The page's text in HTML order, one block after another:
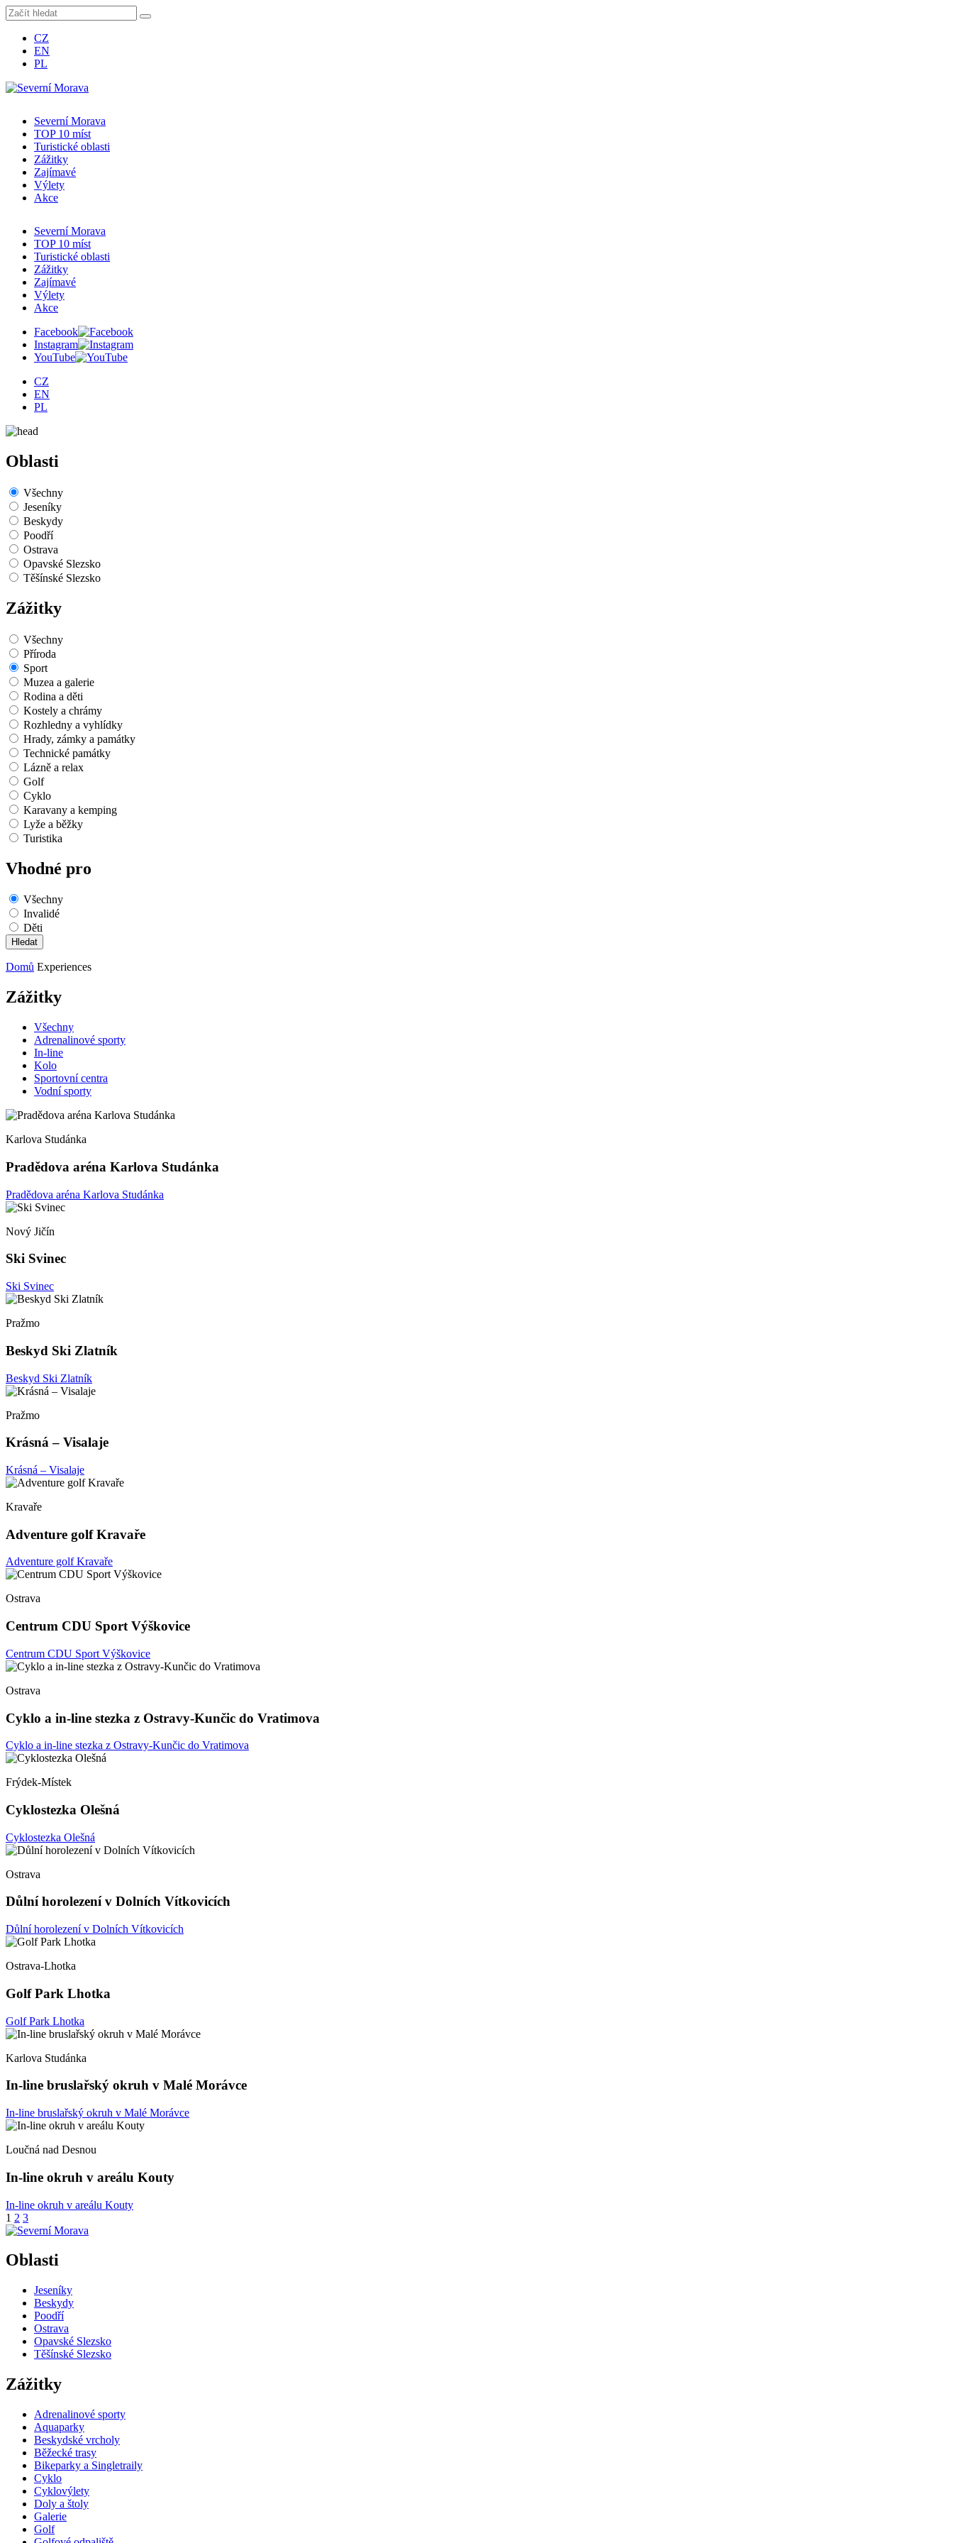
CZ
EN
PL
Severní Morava
TOP 10 míst
Turistické oblasti
Zážitky
Zajímavé
Výlety
Akce
Severní Morava
TOP 10 míst
Turistické oblasti
Zážitky
Zajímavé
Výlety
Akce
Facebook
Instagram
YouTube
CZ
EN
PL
Oblasti
Všechny
Jeseníky
Beskydy
Poodří
Ostrava
Opavské Slezsko
Těšínské Slezsko
Zážitky
Všechny
Příroda
Sport
Muzea a galerie
Rodina a děti
Kostely a chrámy
Rozhledny a vyhlídky
Hrady, zámky a památky
Technické památky
Lázně a relax
Golf
Cyklo
Karavany a kemping
Lyže a běžky
Turistika
Vhodné pro
Všechny
Invalidé
Děti
Domů Experiences
Zážitky
Všechny
Adrenalinové sporty
In-line
Kolo
Sportovní centra
Vodní sporty
Karlova Studánka
Pradědova aréna Karlova Studánka
Pradědova aréna Karlova Studánka
Nový Jičín
Ski Svinec
Ski Svinec
Pražmo
Beskyd Ski Zlatník
Beskyd Ski Zlatník
Pražmo
Krásná – Visalaje
Krásná – Visalaje
Kravaře
Adventure golf Kravaře
Adventure golf Kravaře
Ostrava
Centrum CDU Sport Výškovice
Centrum CDU Sport Výškovice
Ostrava
Cyklo a in-line stezka z Ostravy-Kunčic do Vratimova
Cyklo a in-line stezka z Ostravy-Kunčic do Vratimova
Frýdek-Místek
Cyklostezka Olešná
Cyklostezka Olešná
Ostrava
Důlní horolezení v Dolních Vítkovicích
Důlní horolezení v Dolních Vítkovicích
Ostrava-Lhotka
Golf Park Lhotka
Golf Park Lhotka
Karlova Studánka
In-line bruslařský okruh v Malé Morávce
In-line bruslařský okruh v Malé Morávce
Loučná nad Desnou
In-line okruh v areálu Kouty
In-line okruh v areálu Kouty
Stránkování
příspěvků
1 2 3
Oblasti
Jeseníky
Beskydy
Poodří
Ostrava
Opavské Slezsko
Těšínské Slezsko
Zážitky
Adrenalinové sporty
Aquaparky
Beskydské vrcholy
Běžecké trasy
Bikeparky a Singletraily
Cyklo
Cyklovýlety
Doly a štoly
Galerie
Golf